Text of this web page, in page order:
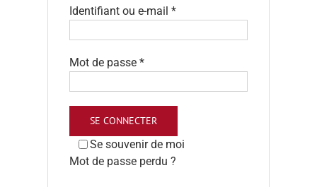
Identifiant ou e-mail *Obligatoire
Mot de passe *Obligatoire
Se souvenir de moi
SE CONNECTER
Mot de passe perdu ?